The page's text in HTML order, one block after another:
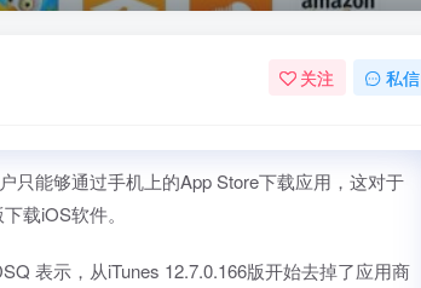
关注 私信
只能够通过手机上的App Store下载应用，这对于
载iOS软件。
表示，从iTunes 12.7.0.166版开始去掉了应用商